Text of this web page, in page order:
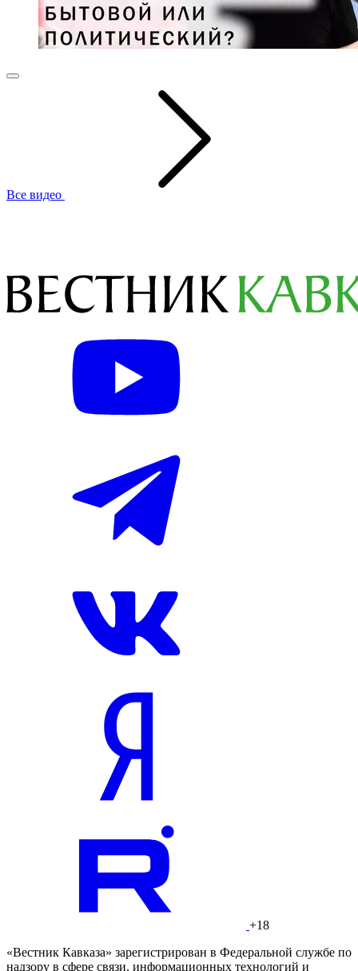
Все видео
+18
«Вестник Кавказа» зарегистрирован в Федеральной службе по
надзору в сфере связи, информационных технологий и